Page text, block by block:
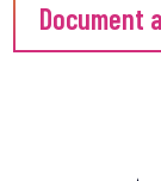
Document